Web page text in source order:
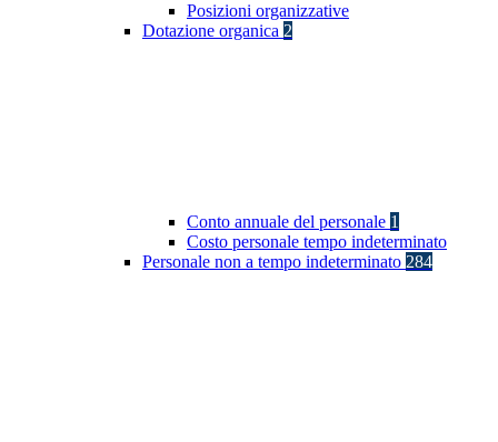
Posizioni organizzative
Dotazione organica 2
Conto annuale del personale 1
Costo personale tempo indeterminato
Personale non a tempo indeterminato 284